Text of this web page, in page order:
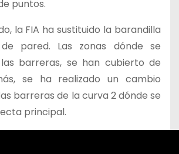
puntos.
la FIA ha sustituido la barandilla
pared. Las zonas dónde se
barreras, se han cubierto de
se ha realizado un cambio
barreras de la curva 2 dónde se
principal.